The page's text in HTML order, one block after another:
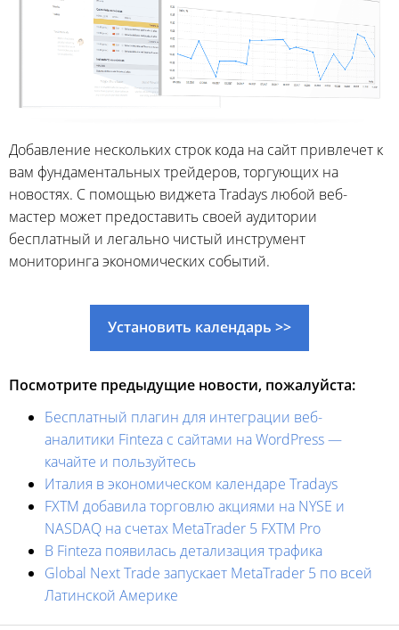
Добавление нескольких строк кода на сайт привлечет к
вам фундаментальных трейдеров, торгующих на
новостях. С помощью виджета Tradays любой веб-
мастер может предоставить своей аудитории
бесплатный и легально чистый инструмент
мониторинга экономических событий.
Установить календарь >>
Посмотрите предыдущие новости, пожалуйста:
Бесплатный плагин для интеграции веб-
аналитики Finteza c сайтами на WordPress —
качайте и пользуйтесь
Италия в экономическом календаре Tradays
FXTM добавила торговлю акциями на NYSE и
NASDAQ на счетах MetaTrader 5 FXTM Pro
В Finteza появилась детализация трафика
Global Next Trade запускает MetaTrader 5 по всей
Латинской Америке